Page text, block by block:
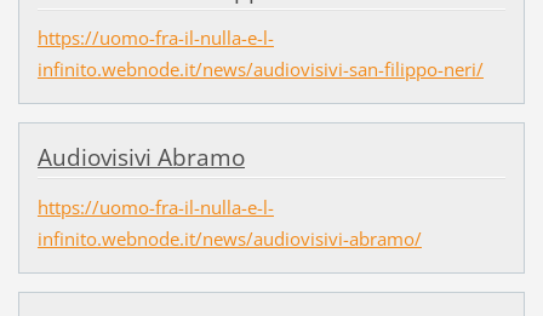
https://uomo-fra-il-nulla-e-l-
infinito.webnode.it/news/audiovisivi-san-filippo-neri/
Audiovisivi Abramo
https://uomo-fra-il-nulla-e-l-
infinito.webnode.it/news/audiovisivi-abramo/